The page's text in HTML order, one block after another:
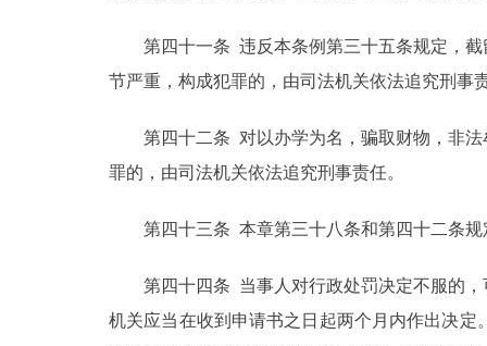
第四十一条 违反本条例第三十五条规定，截
节严重，构成犯罪的，由司法机关依法追究刑事
第四十二条 对以办学为名，骗取财物，非法
罪的，由司法机关依法追究刑事责任。
第四十三条 本章第三十八条和第四十二条规
第四十四条 当事人对行政处罚决定不服的，
机关应当在收到申请书之日起两个月内作出决